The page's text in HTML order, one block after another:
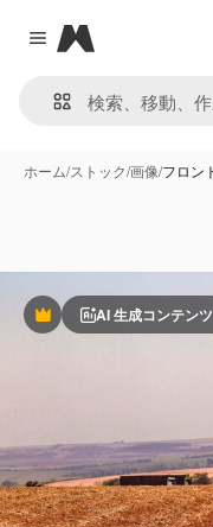
Close menu
Magnific
ホーム/ストック/画像/フロン
PremiumAI 生成コンテンツ